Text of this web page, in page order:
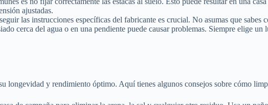
ajustadas.
las instrucciones específicas del fabricante es crucial. No asumas que sabes
cerca del agua o en una pendiente puede causar problemas. Siempre elige un
longevidad y rendimiento óptimo. Aquí tienes algunos consejos sobre cómo